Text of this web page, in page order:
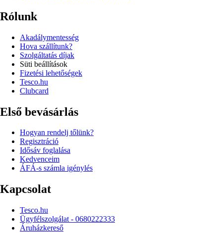
Rólunk
Akadálymentesség
Hova szállítunk?
Szolgáltatás díjak
Süti beállítások
Fizetési lehetőségek
Tesco.hu
Clubcard
Első bevásárlás
Hogyan rendelj tőlünk?
Regisztráció
Idősáv foglalása
Kedvenceim
ÁFÁ-s számla igénylés
Kapcsolat
Tesco.hu
Ügyfélszolgálat - 0680222333
Áruházkereső